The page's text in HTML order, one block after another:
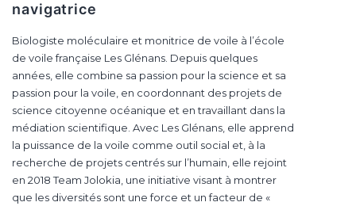
navigatrice
Biologiste moléculaire et monitrice de voile à l’école
de voile française Les Glénans. Depuis quelques
années, elle combine sa passion pour la science et sa
passion pour la voile, en coordonnant des projets de
science citoyenne océanique et en travaillant dans la
médiation scientifique. Avec Les Glénans, elle apprend
la puissance de la voile comme outil social et, à la
recherche de projets centrés sur l’humain, elle rejoint
en 2018 Team Jolokia, une initiative visant à montrer
que les diversités sont une force et un facteur de «